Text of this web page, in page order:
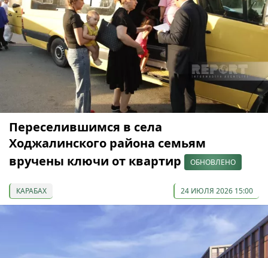
Переселившимся в села
Ходжалинского района семьям
вручены ключи от квартир
ОБНОВЛЕНО
КАРАБАХ 24 ИЮЛЯ 2026 15:00